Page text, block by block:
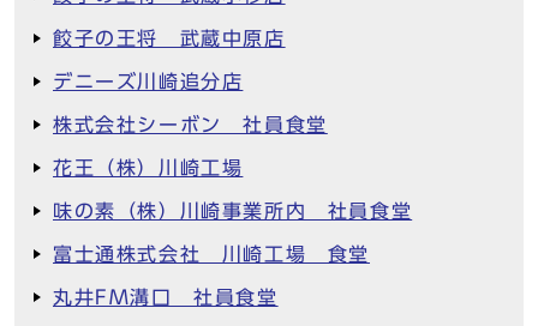
餃子の王将 武蔵中原店
デニーズ川崎追分店
株式会社シーボン 社員食堂
花王（株）川崎工場
味の素（株）川崎事業所内 社員食堂
富士通株式会社 川崎工場 食堂
丸井FM溝口 社員食堂